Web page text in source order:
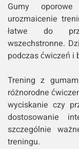
Gumy
urozmaicenie
łatwe do
wszechstronne.
podczas ćwiczeń i
Trening z
różnorodne
wyciskanie czy
dostosowanie
szczególnie
treningu.